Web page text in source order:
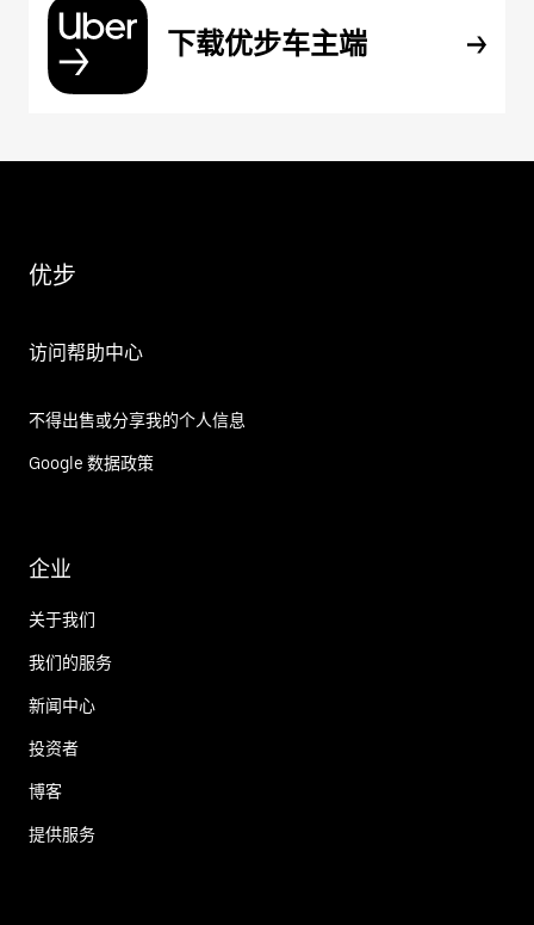
下载优步车主端
优步
访问帮助中心
不得出售或分享我的个人信息
Google 数据政策
企业
关于我们
我们的服务
新闻中心
投资者
博客
提供服务